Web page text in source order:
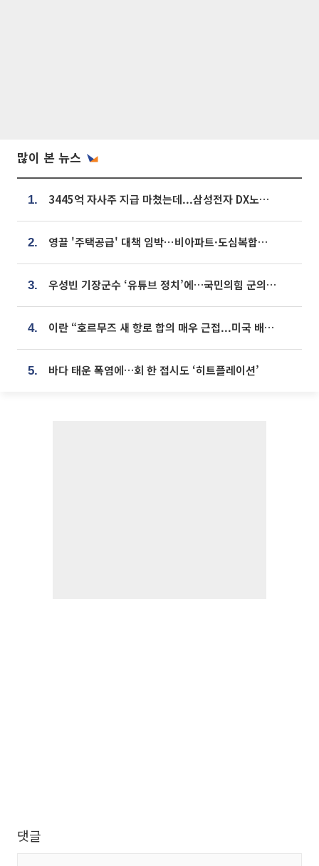
많이 본 뉴스
1. 3445억 자사주 지급 마쳤는데...삼성전자 DX노조, 뒤늦은 '떼쓰기 집회'
2. 영끌 '주택공급' 대책 임박⋯비아파트·도심복합까지 총동원
3. 우성빈 기장군수 ‘유튜브 정치’에…국민의힘 군의원들 집단 반발
4. 이란 “호르무즈 새 항로 합의 매우 근접...미국 배상 먼저”
5. 바다 태운 폭염에…회 한 접시도 ‘히트플레이션’
댓글